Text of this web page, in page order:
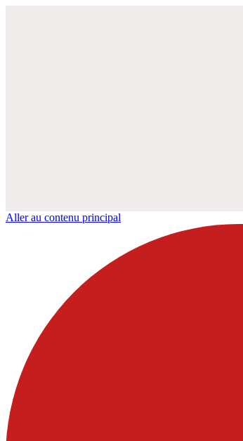
Aller au contenu principal